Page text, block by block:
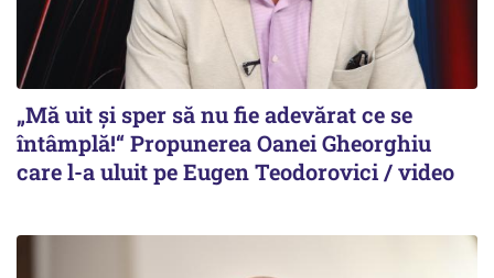
„Mă uit și sper să nu fie adevărat ce se
întâmplă!“ Propunerea Oanei Gheorghiu
care l-a uluit pe Eugen Teodorovici / video